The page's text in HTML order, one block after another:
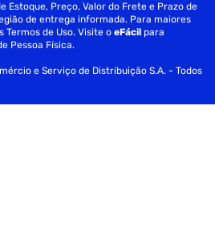
Estoque, Preço, Valor do Frete e Prazo de
de entrega informada. Para maiores
de Uso. Visite oeFácil para
Pessoa Física.
e Serviço de Distribuição S.A. - Todos